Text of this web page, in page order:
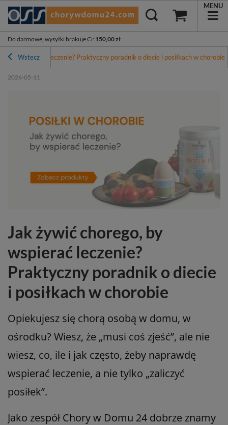
Do darmowej wysyłki brakuje Ci: 150,00 zł
MENU
Wstecz
by wspierać leczenie? Praktyczny poradnik o diecie i posiłkach w chorobie
2026-05-11
Jak żywić chorego, by
wspierać leczenie?
Praktyczny poradnik o diecie
i posiłkach w chorobie
Opiekujesz się chorą osobą w domu, w
ośrodku? Wiesz, że „musi coś zjeść”, ale nie
wiesz, co, ile i jak często, żeby naprawdę
wspierać leczenie, a nie tylko „zaliczyć
posiłek”.
Jako zespół Chory w Domu 24 dobrze znamy